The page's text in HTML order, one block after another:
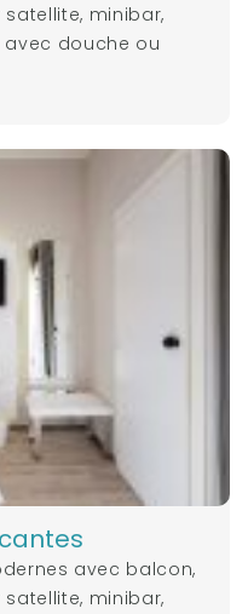
minibar,
douche ou
avec balcon,
minibar,